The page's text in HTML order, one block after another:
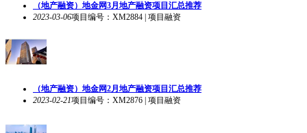
（地产融资）地金网3月地产融资项目汇总推荐
2023-03-06项目编号：XM2884 | 项目融资
（地产融资）地金网2月地产融资项目汇总推荐
2023-02-21项目编号：XM2876 | 项目融资